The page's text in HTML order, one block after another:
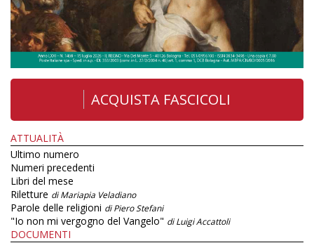
ACQUISTA FASCICOLI
ATTUALITÀ
Ultimo numero
Numeri precedenti
Libri del mese
Riletture di Mariapia Veladiano
Parole delle religioni di Piero Stefani
"Io non mi vergogno del Vangelo" di Luigi Accattoli
DOCUMENTI